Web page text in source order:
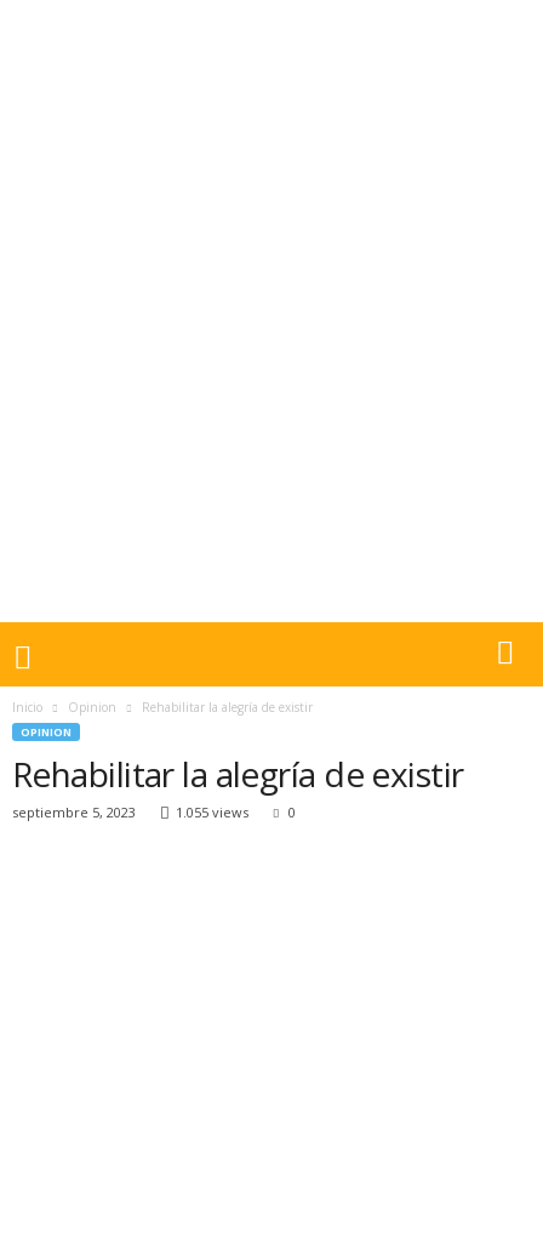
Inicio Opinion Rehabilitar la alegría de existir
OPINION
Rehabilitar la alegría de existir
septiembre 5, 2023 1.055 views 0